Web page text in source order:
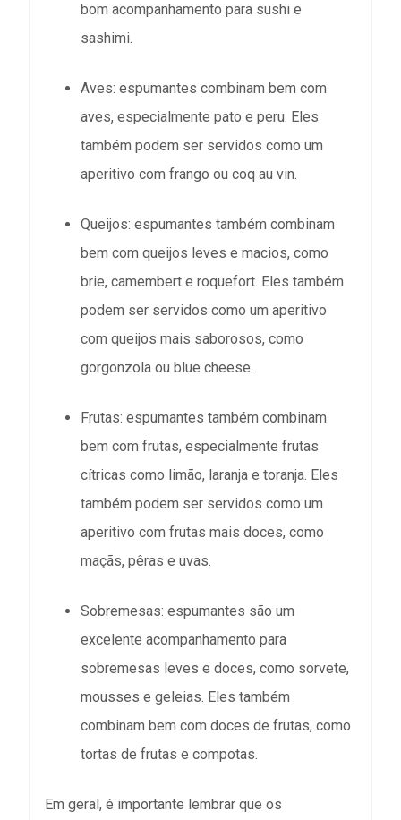
bom acompanhamento para sushi e
sashimi.
Aves: espumantes combinam bem com
aves, especialmente pato e peru. Eles
também podem ser servidos como um
aperitivo com frango ou coq au vin.
Queijos: espumantes também combinam
bem com queijos leves e macios, como
brie, camembert e roquefort. Eles também
podem ser servidos como um aperitivo
com queijos mais saborosos, como
gorgonzola ou blue cheese.
Frutas: espumantes também combinam
bem com frutas, especialmente frutas
cítricas como limão, laranja e toranja. Eles
também podem ser servidos como um
aperitivo com frutas mais doces, como
maçãs, pêras e uvas.
Sobremesas: espumantes são um
excelente acompanhamento para
sobremesas leves e doces, como sorvete,
mousses e geleias. Eles também
combinam bem com doces de frutas, como
tortas de frutas e compotas.
Em geral, é importante lembrar que os